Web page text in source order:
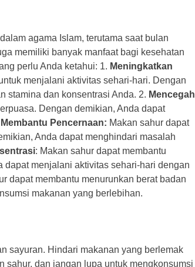
agama Islam, terutama saat bulan
memiliki banyak manfaat bagi kesehatan
perlu Anda ketahui: 1. Meningkatkan
menjalani aktivitas sehari-hari. Dengan
stamina dan konsentrasi Anda. 2. Mencegah
Dengan demikian, Anda dapat
Membantu Pencernaan: Makan sahur dapat
Anda dapat menghindari masalah
: Makan sahur dapat membantu
dapat menjalani aktivitas sehari-hari dengan
dapat membantu menurunkan berat badan
makanan yang berlebihan.
sayuran. Hindari makanan yang berlemak
sahur, dan jangan lupa untuk mengkonsumsi